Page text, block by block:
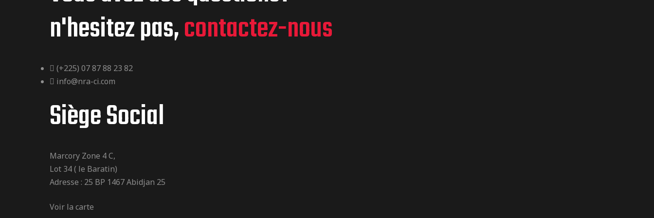
n'hesitez pas,contactez-nous
(+225) 07 87 88 23 82
info@nra-ci.com
Siège Social
Marcory Zone 4 C,
Lot 34 ( le Baratin)
Adresse : 25 BP 1467 Abidjan 25
Voir la carte